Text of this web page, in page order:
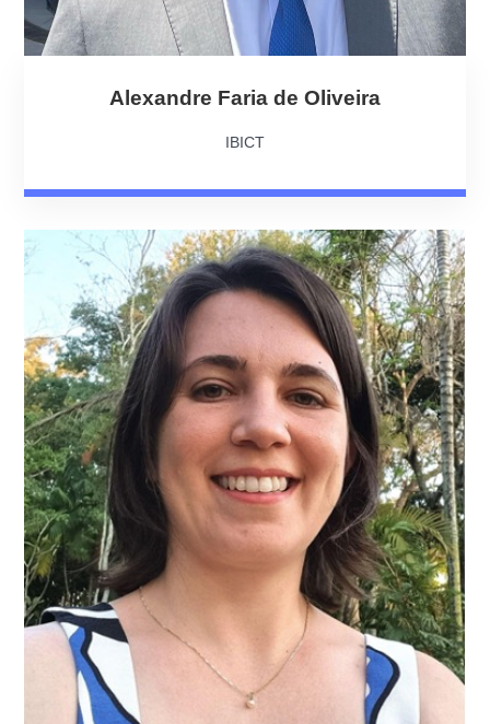
Alexandre Faria de Oliveira
IBICT